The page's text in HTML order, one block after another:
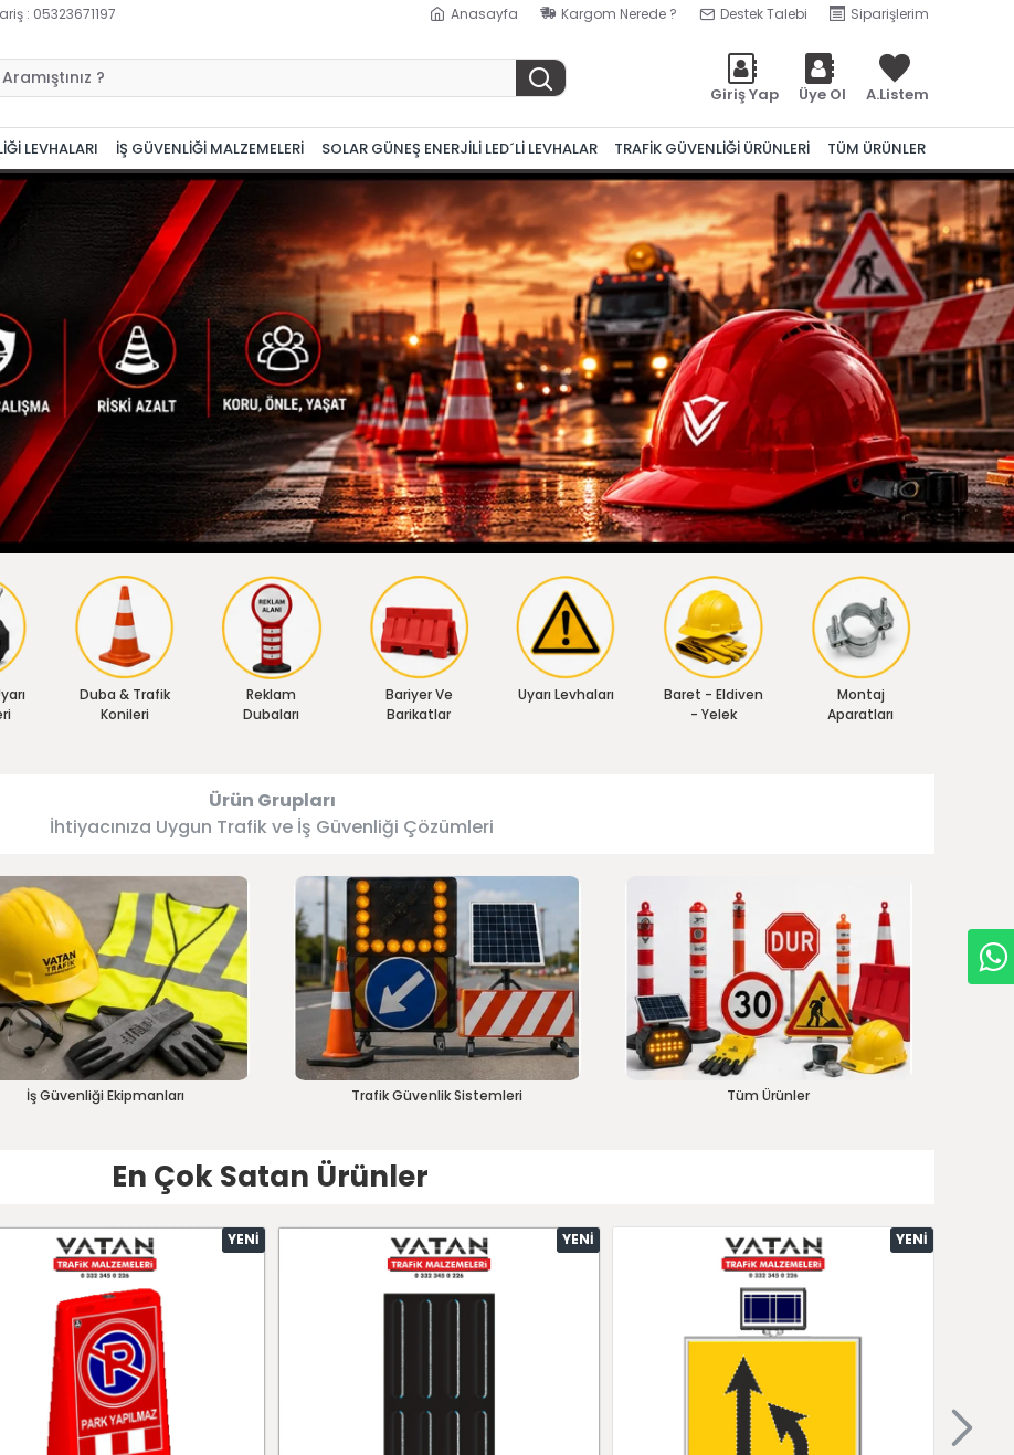
: 05323671197 Anasayfa Kargom Nerede ? Destek Talebi Siparişlerim
Giriş Yap Üye Ol A.Listem
LEVHALARI İŞ GÜVENLİĞİ MALZEMELERİ SOLAR GÜNEŞ ENERJİLİ LED´Lİ LEVHALAR TRAFİK GÜVENLİĞİ ÜRÜNLERİ TÜM ÜRÜNLER
Duba & Trafik
Konileri
Reklam
Dubaları
Bariyer Ve
Barikatlar
Uyarı Levhaları
Baret - Eldiven
- Yelek
Montaj
Aparatları
Ürün Grupları
İhtiyacınıza Uygun Trafik ve İş Güvenliği Çözümleri
İş Güvenliği Ekipmanları Trafik Güvenlik Sistemleri Tüm Ürünler
En Çok Satan Ürünler
YENI YENI YENI